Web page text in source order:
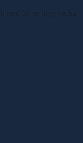
med för en dryg vecka